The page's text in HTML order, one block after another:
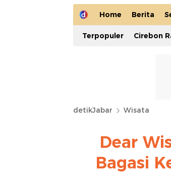
Home Berita
Terpopuler Cirebon
detikJabar Wisata
Dear
Bagasi